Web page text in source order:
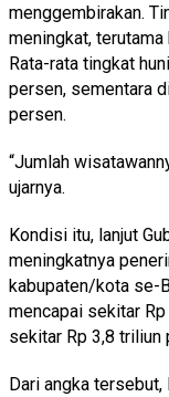
menggembirakan.
meningkat,
Rata-rata tingkat
persen, sementara
persen.
“Jumlah
ujarnya.
Kondisi itu, lanjut
meningkatnya
kabupaten/kota se-
mencapai sekitar
sekitar Rp 3,8 triliun
Dari angka